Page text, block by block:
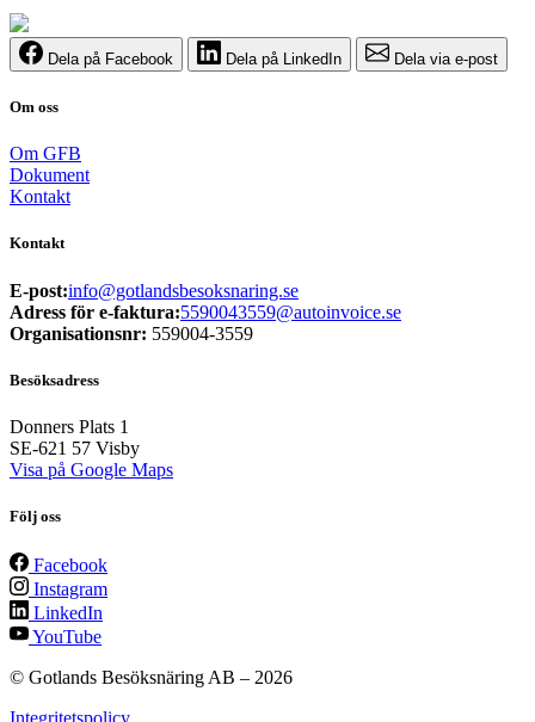
Dela på Facebook Dela på LinkedIn Dela via e-post
Om oss
Om GFB
Dokument
Kontakt
Kontakt
E-post:info@gotlandsbesoksnaring.se
Adress för e-faktura:5590043559@autoinvoice.se
Organisationsnr: 559004-3559
Besöksadress
Donners Plats 1
SE-621 57 Visby
Visa på Google Maps
Följ oss
Facebook
Instagram
LinkedIn
YouTube
© Gotlands Besöksnäring AB – 2026